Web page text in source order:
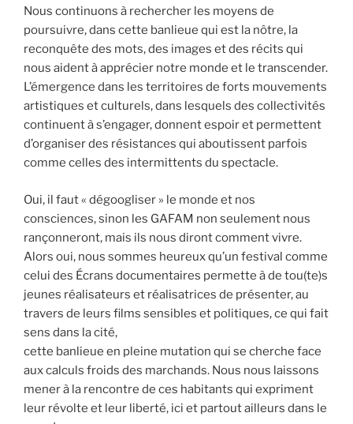
Nous continuons à rechercher les moyens de
poursuivre, dans cette banlieue qui est la nôtre, la
reconquête des mots, des images et des récits qui
nous aident à apprécier notre monde et le transcender.
L’émergence dans les territoires de forts mouvements
artistiques et culturels, dans lesquels des collectivités
continuent à s’engager, donnent espoir et permettent
d’organiser des résistances qui aboutissent parfois
comme celles des intermittents du spectacle.
Oui, il faut « dégoogliser » le monde et nos
consciences, sinon les GAFAM non seulement nous
rançonneront, mais ils nous diront comment vivre.
Alors oui, nous sommes heureux qu’un festival comme
celui des Écrans documentaires permette à de tou(te)s
jeunes réalisateurs et réalisatrices de présenter, au
travers de leurs films sensibles et politiques, ce qui fait
sens dans la cité,
cette banlieue en pleine mutation qui se cherche face
aux calculs froids des marchands. Nous nous laissons
mener à la rencontre de ces habitants qui expriment
leur révolte et leur liberté, ici et partout ailleurs dans le